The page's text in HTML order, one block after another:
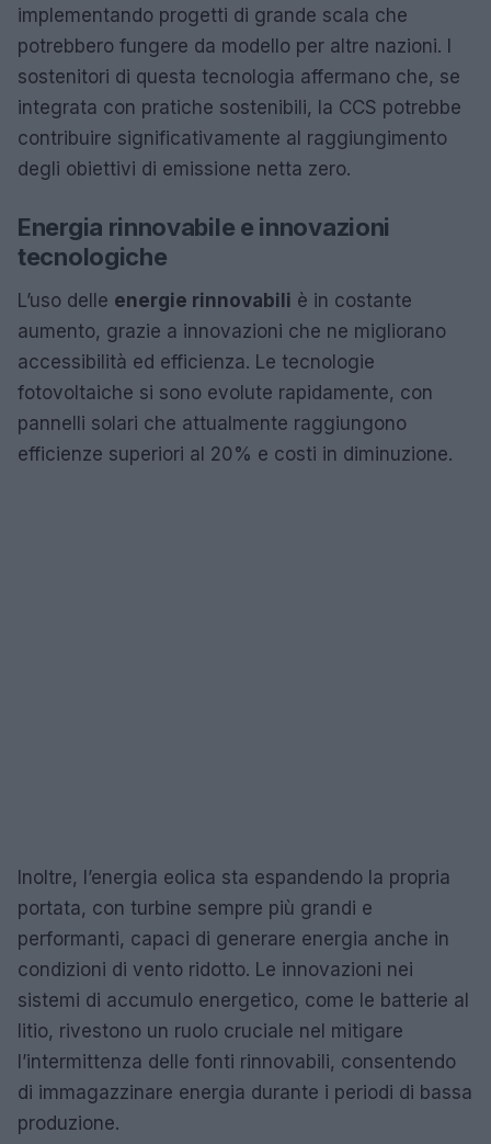
implementando progetti di grande scala che
potrebbero fungere da modello per altre nazioni. I
sostenitori di questa tecnologia affermano che, se
integrata con pratiche sostenibili, la CCS potrebbe
contribuire significativamente al raggiungimento
degli obiettivi di emissione netta zero.
Energia rinnovabile e innovazioni
tecnologiche
L’uso delle energie rinnovabili è in costante
aumento, grazie a innovazioni che ne migliorano
accessibilità ed efficienza. Le tecnologie
fotovoltaiche si sono evolute rapidamente, con
pannelli solari che attualmente raggiungono
efficienze superiori al 20% e costi in diminuzione.
Inoltre, l’energia eolica sta espandendo la propria
portata, con turbine sempre più grandi e
performanti, capaci di generare energia anche in
condizioni di vento ridotto. Le innovazioni nei
sistemi di accumulo energetico, come le batterie al
litio, rivestono un ruolo cruciale nel mitigare
l’intermittenza delle fonti rinnovabili, consentendo
di immagazzinare energia durante i periodi di bassa
produzione.